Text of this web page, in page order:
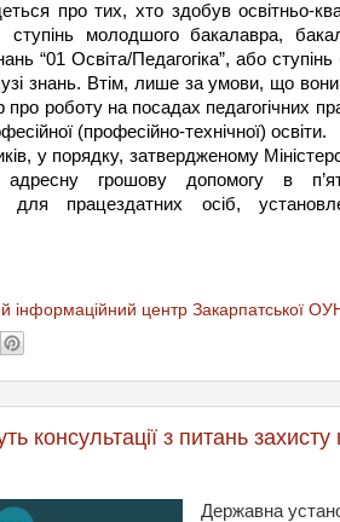
про тих,хто здобув освітньо-
ступінь молодшого бакалавра,
“01 Освіта/Педагогіка”, або ступінь
знань. Втім, лише за умови, що
роботу на посадах педагогічних
(професійно-технічної) освіти.
у порядку, затвердженому
грошову допомогу в
для працездатних осіб,
інформаційний центр Закарпатської
консультації з питань
Державна